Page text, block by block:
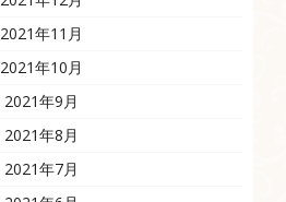
2021年11月
2021年10月
2021年9月
2021年8月
2021年7月